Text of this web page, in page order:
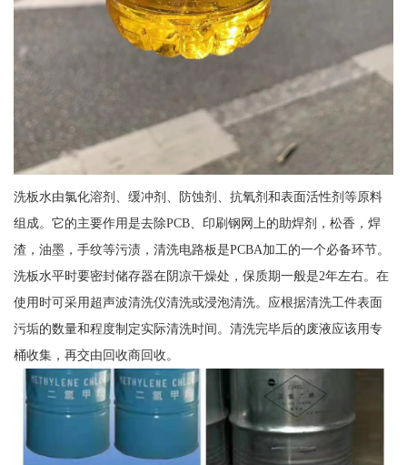
洗板水由氯化溶剂、缓冲剂、防蚀剂、抗氧剂和表面活性剂等原料
组成。它的主要作用是去除PCB、印刷钢网上的助焊剂，松香，焊
渣，油墨，手纹等污渍，清洗电路板是PCBA加工的一个必备环节。
洗板水平时要密封储存器在阴凉干燥处，保质期一般是2年左右。在
使用时可采用超声波清洗仪清洗或浸泡清洗。应根据清洗工件表面
污垢的数量和程度制定实际清洗时间。清洗完毕后的废液应该用专
桶收集，再交由回收商回收。